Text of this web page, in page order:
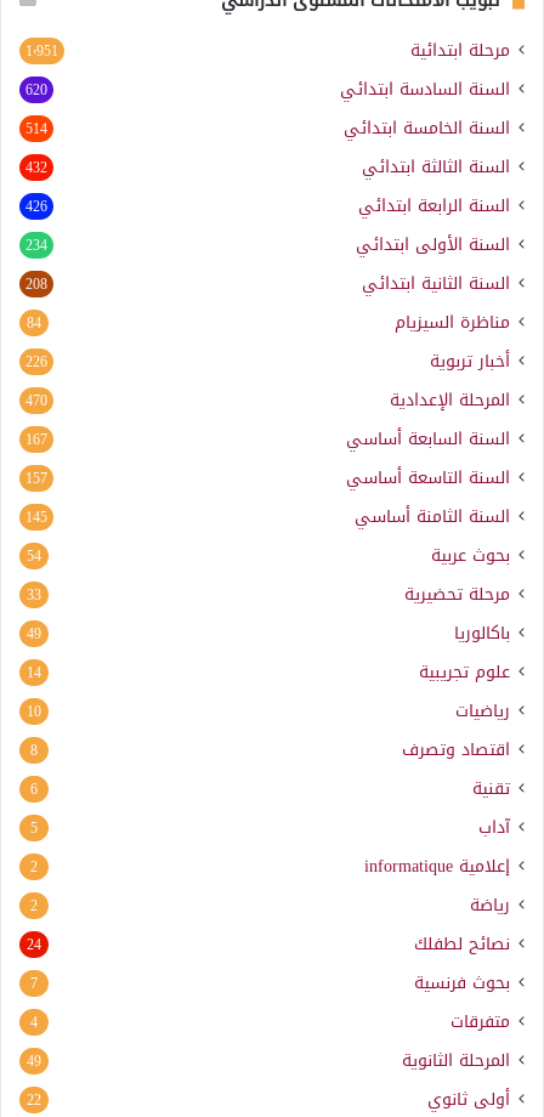
مرحلة ابتدائية 1٬951
السنة السادسة ابتدائي 620
السنة الخامسة ابتدائي 514
السنة الثالثة ابتدائي 432
السنة الرابعة ابتدائي 426
السنة الأولى ابتدائي 234
السنة الثانية ابتدائي 208
مناظرة السيزيام 84
أخبار تربوية 226
المرحلة الإعدادية 470
السنة السابعة أساسي 167
السنة التاسعة أساسي 157
السنة الثامنة أساسي 145
بحوث عربية 54
مرحلة تحضيرية 33
باكالوريا 49
علوم تجريبية 14
رياضيات 10
اقتصاد وتصرف 8
تقنية 6
آداب 5
إعلامية informatique
2
رياضة 2
نصائح لطفلك 24
بحوث فرنسية 7
متفرقات 4
المرحلة الثانوية 49
أولى ثانوي 22